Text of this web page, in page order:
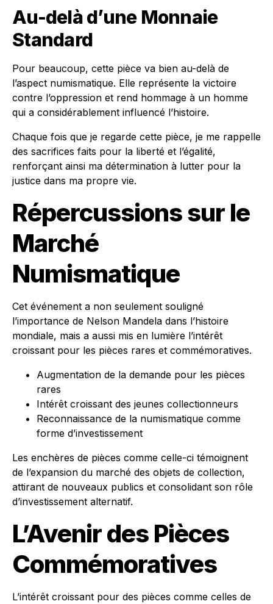
Au-delà d’une Monnaie
Standard
Pour beaucoup, cette pièce va bien au-delà de
l’aspect numismatique. Elle représente la victoire
contre l’oppression et rend hommage à un homme
qui a considérablement influencé l’histoire.
Chaque fois que je regarde cette pièce, je me rappelle
des sacrifices faits pour la liberté et l’égalité,
renforçant ainsi ma détermination à lutter pour la
justice dans ma propre vie.
Répercussions sur le
Marché
Numismatique
Cet événement a non seulement souligné
l’importance de Nelson Mandela dans l’histoire
mondiale, mais a aussi mis en lumière l’intérêt
croissant pour les pièces rares et commémoratives.
Augmentation de la demande pour les pièces
rares
Intérêt croissant des jeunes collectionneurs
Reconnaissance de la numismatique comme
forme d’investissement
Les enchères de pièces comme celle-ci témoignent
de l’expansion du marché des objets de collection,
attirant de nouveaux publics et consolidant son rôle
d’investissement alternatif.
L’Avenir des Pièces
Commémoratives
L’intérêt croissant pour des pièces comme celles de